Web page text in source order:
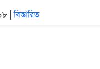
|বিস্তারিত